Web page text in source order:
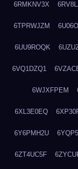
6RMKNV3X
6TPRWJZM
6UU9ROQK
6VQ1DZQ1
6WJXFPEM
6XL3E0EQ
6Y6PMH2U
6ZT4UC5F